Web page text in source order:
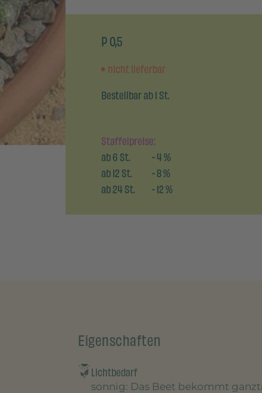
P 0,5
nicht lieferbar
Bestellbar ab 1 St.
Staffelpreise:
ab6St. -4%
ab12St. -8%
ab24St. -12%
Eigenschaften
Lichtbedarf
sonnig: Das Beet bekommt